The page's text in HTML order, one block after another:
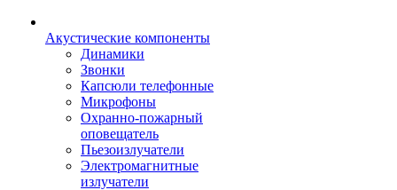
Акустические компоненты
Динамики
Звонки
Капсюли телефонные
Микрофоны
Охранно-пожарный
оповещатель
Пьезоизлучатели
Электромагнитные
излучатели